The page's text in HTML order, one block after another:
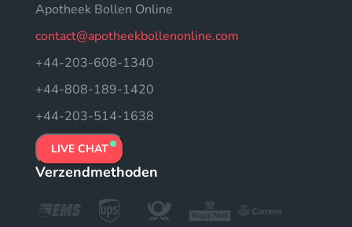
Apotheek Bollen Online
contact@apotheekbollenonline.com
+44-203-608-1340
+44-808-189-1420
+44-203-514-1638
LIVE CHAT
Verzendmethoden